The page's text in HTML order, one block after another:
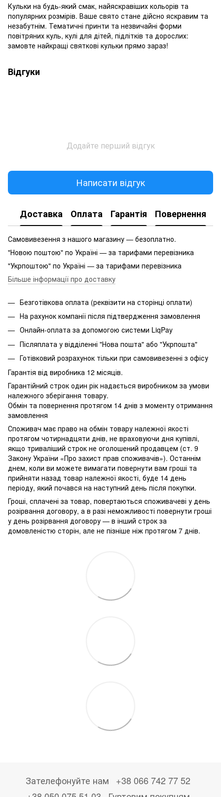
Кульки на будь-який смак, найяскравіших кольорів та
популярних розмірів. Ваше свято стане дійсно яскравим та
незабутнім. Тематичні принти та незвичайні форми
повітряних куль, кулі для дітей, підлітків та дорослих:
замовте найкращі святкові кульки прямо зараз!
Відгуки
Додайте перший відгук
Написати відгук
Доставка Оплата Гарантія Повернення
Самовивезення з нашого магазину — безоплатно.
"Новою поштою" по Україні — за тарифами перевізника
"Укрпоштою" по Україні — за тарифами перевізника
Більше інформації про доставку
Безготівкова оплата (реквізити на сторінці оплати)
На рахунок компанії після підтвердження замовлення
Онлайн-оплата за допомогою системи LiqPay
Післяплата у відділенні "Нова пошта" або "Укрпошта"
Готівковий розрахунок тільки при самовивезенні з офісу
Гарантія від виробника 12 місяців.
Гарантійний строк один рік надається виробником за умови
належного зберігання товару.
Обмін та повернення протягом 14 днів з моменту отримання
замовлення
Споживач має право на обмін товару належної якості
протягом чотирнадцяти днів, не враховуючи дня купівлі,
якщо триваліший строк не оголошений продавцем (ст. 9
Закону України «Про захист прав споживачів»). Останнім
днем, коли ви можете вимагати повернути вам гроші та
прийняти назад товар належної якості, буде 14 день
періоду, який почався на наступний день після покупки.
Гроші, сплачені за товар, повертаються споживачеві у день
розірвання договору, а в разі неможливості повернути гроші
у день розірвання договору — в інший строк за
домовленістю сторін, але не пізніше ніж протягом 7 днів.
Зателефонуйте нам
+38 066 742 77 52